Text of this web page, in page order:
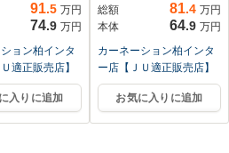
91.5 万円
74.9 万円
ョン柏インタ
適正販売店】
入りに追加
総額 81.4 万円
本体
64.9 万円
カーネーション柏インタ
ー店【ＪＵ適正販売店】
お気に入りに追加